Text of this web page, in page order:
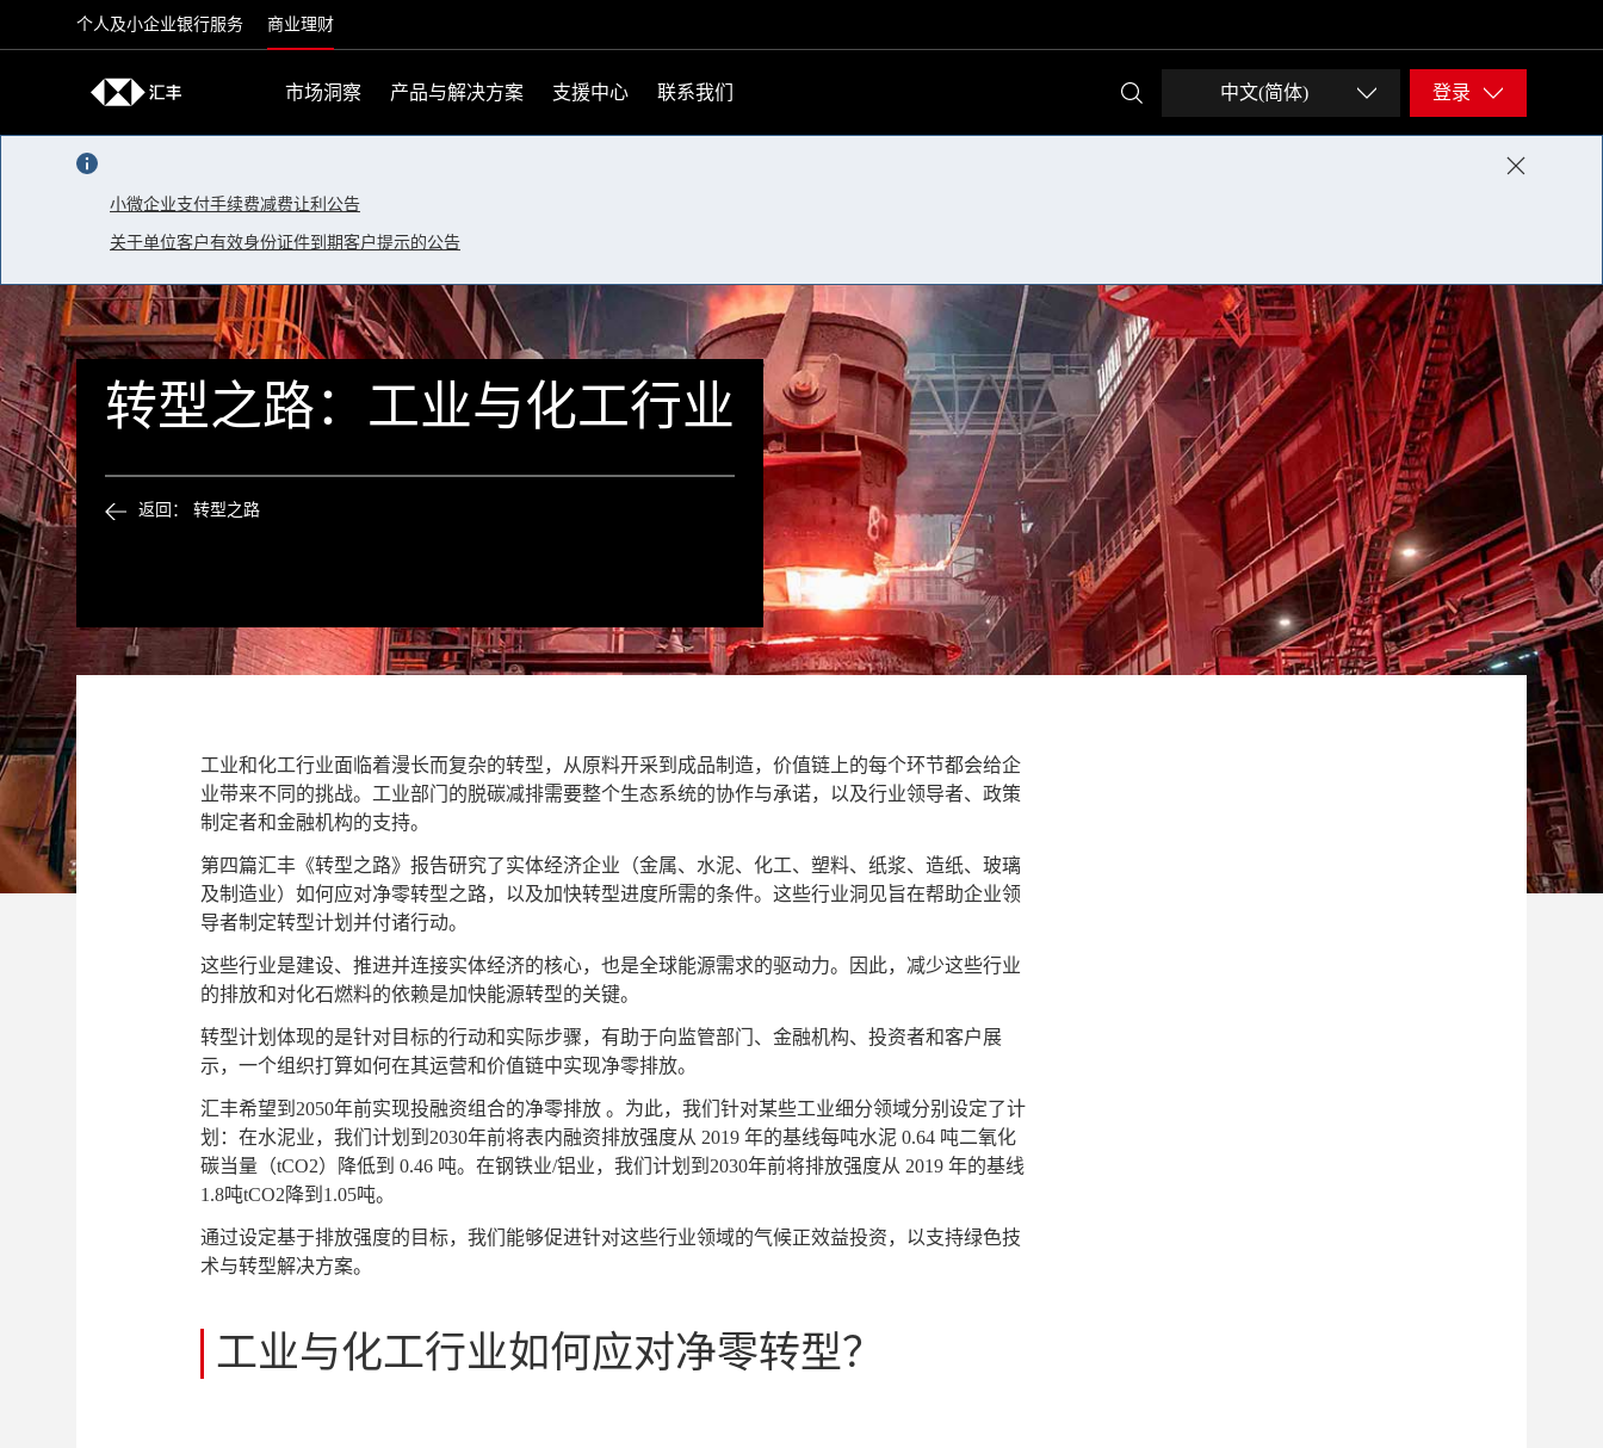
个人及小企业银行服务 商业理财
市场洞察 产品与解决方案 支援中心 联系我们 中文(简体) 登录
小微企业支付手续费减费让利公告
关于单位客户有效身份证件到期客户提示的公告
转型之路：工业与化工行业
返回： 转型之路
工业和化工行业面临着漫长而复杂的转型，从原料开采到成品制造，价值链上的每个环节都会给企
业带来不同的挑战。工业部门的脱碳减排需要整个生态系统的协作与承诺，以及行业领导者、政策
制定者和金融机构的支持。
第四篇汇丰《转型之路》报告研究了实体经济企业（金属、水泥、化工、塑料、纸浆、造纸、玻璃
及制造业）如何应对净零转型之路，以及加快转型进度所需的条件。这些行业洞见旨在帮助企业领
导者制定转型计划并付诸行动。
这些行业是建设、推进并连接实体经济的核心，也是全球能源需求的驱动力。因此，减少这些行业
的排放和对化石燃料的依赖是加快能源转型的关键。
转型计划体现的是针对目标的行动和实际步骤，有助于向监管部门、金融机构、投资者和客户展
示，一个组织打算如何在其运营和价值链中实现净零排放。
汇丰希望到2050年前实现投融资组合的净零排放 。为此，我们针对某些工业细分领域分别设定了计
划：在水泥业，我们计划到2030年前将表内融资排放强度从 2019 年的基线每吨水泥 0.64 吨二氧化
碳当量（tCO2）降低到 0.46 吨。在钢铁业/铝业，我们计划到2030年前将排放强度从 2019 年的基线
1.8吨tCO2降到1.05吨。
通过设定基于排放强度的目标，我们能够促进针对这些行业领域的气候正效益投资，以支持绿色技
术与转型解决方案。
工业与化工行业如何应对净零转型？